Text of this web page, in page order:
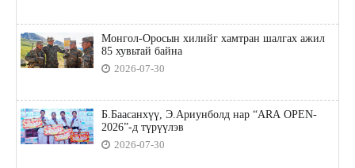
Монгол-Оросын хилийг хамтран шалгах ажил
85 хувьтай байна
2026-07-30
Б.Баасанхүү, Э.Ариунболд нар “ARA OPEN-
2026”-д түрүүлэв
2026-07-30